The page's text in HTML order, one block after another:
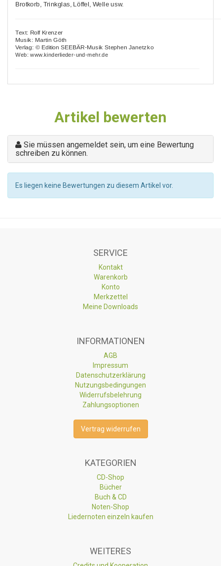
Brotkorb, Trinkglas, Löffel, Welle usw.
Text: Rolf Krenzer
Musik: Martin Göth
Verlag: © Edition SEEBÄR-Musik Stephen Janetzko
Web: www.kinderlieder-und-mehr.de
Artikel bewerten
Sie müssen angemeldet sein, um eine Bewertung
schreiben zu können.
Es liegen keine Bewertungen zu diesem Artikel vor.
SERVICE
Kontakt
Warenkorb
Konto
Merkzettel
Meine Downloads
INFORMATIONEN
AGB
Impressum
Datenschutzerklärung
Nutzungsbedingungen
Widerrufsbelehrung
Zahlungsoptionen
Vertrag widerrufen
KATEGORIEN
CD-Shop
Bücher
Buch & CD
Noten-Shop
Liedernoten einzeln kaufen
WEITERES